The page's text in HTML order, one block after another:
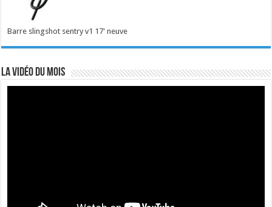
Barre slingshot sentry v1 17' neuve
La vidéo du mois